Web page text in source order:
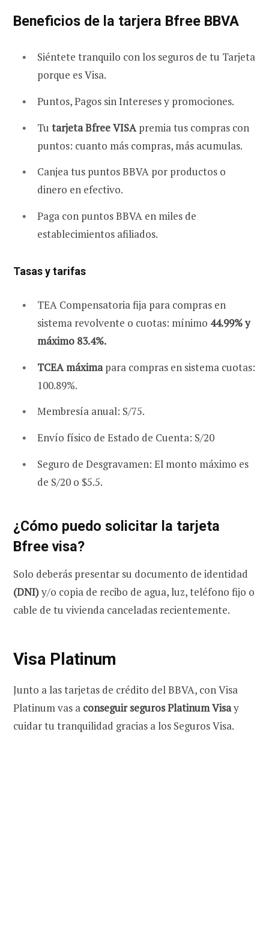
Beneficios de la tarjera Bfree BBVA
Siéntete tranquilo con los seguros de tu Tarjeta
porque es Visa.
Puntos, Pagos sin Intereses y promociones.
Tu tarjeta Bfree VISApremia tus compras con
puntos: cuanto más compras, más acumulas.
Canjea tus puntos BBVA por productos o
dinero en efectivo.
Paga con puntos BBVA en miles de
establecimientos afiliados.
Tasas y tarifas
TEA Compensatoria fija para compras en
sistema revolvente o cuotas: mínimo 44.99% y
máximo 83.4%.
TCEA máximapara compras en sistema cuotas:
100.89%.
Membresía anual: S/75.
Envío físico de Estado de Cuenta: S/20
Seguro de Desgravamen: El monto máximo es
de S/20 o $5.5.
¿Cómo puedo solicitar la tarjeta
Bfree visa?
Solo deberás presentar su documento de identidad
(DNI)y/o copia de recibo de agua, luz, teléfono fijo o
cable de tu vivienda canceladas recientemente.
Visa Platinum
Junto a las tarjetas de crédito del BBVA, con Visa
Platinum vas a conseguir seguros Platinum Visay
cuidar tu tranquilidad gracias a los Seguros Visa.